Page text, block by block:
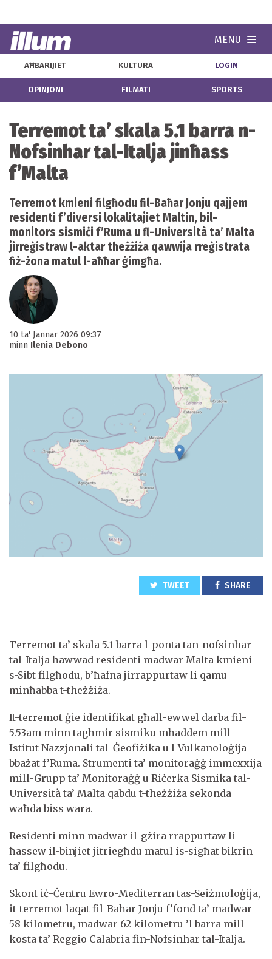
MENU
AĦBARIJIET KULTURA LOGIN
OPINJONI FILMATI SPORTS
Terremot ta’ skala 5.1 barra n-
Nofsinhar tal-Italja jinħass
f’Malta
Terremot kmieni filgħodu fil-Baħar Jonju qajjem
residenti f’diversi lokalitajiet Maltin, bil-
monitors sismiċi f’Ruma u fl-Università ta’ Malta
jirreġistraw l-aktar theżżiża qawwija rreġistrata
fiż-żona matul l-aħħar ġimgħa.
10 ta' Jannar 2026 09:37
minn Ilenia Debono
TWEET SHARE
Terremot ta’ skala 5.1 barra l-ponta tan-nofsinhar
tal-Italja ħawwad residenti madwar Malta kmieni
s-Sibt filgħodu, b’ħafna jirrappurtaw li qamu
minħabba t-theżżiża.
It-terremot ġie identifikat għall-ewwel darba fil-
5.53am minn tagħmir sismiku mħaddem mill-
Istitut Nazzjonali tal-Ġeofiżika u l-Vulkanoloġija
bbażat f’Ruma. Strumenti ta’ monitoraġġ immexxija
mill-Grupp ta’ Monitoraġġ u Riċerka Sismika tal-
Università ta’ Malta qabdu t-theżżiża sekonda
waħda biss wara.
Residenti minn madwar il-gżira rrappurtaw li
ħassew il-binjiet jitriegħdu matul is-sigħat bikrin
ta’ filgħodu.
Skont iċ-Ċentru Ewro-Mediterran tas-Seiżmoloġija,
it-terremot laqat fil-Baħar Jonju f’fond ta’ madwar
58 kilometru, madwar 62 kilometru ’l barra mill-
kosta ta’ Reggio Calabria fin-Nofsinhar tal-Italja.